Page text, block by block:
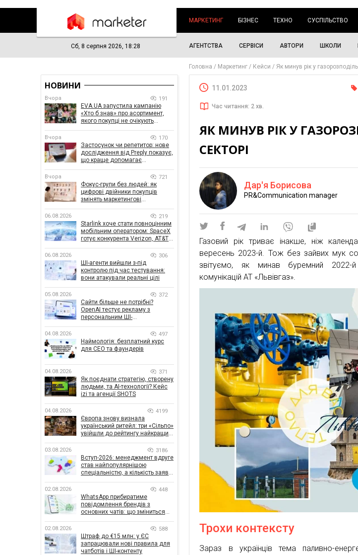
МАРКЕТИНГ БІЗНЕС ТЕХНО СУСПІЛЬСТВО
Сб, 8 серпня 2026, 18:28 АГЕНТСТВА СЕРВІСИ АВТОРИ ШКОЛИ
Головна Маркетинг Кейси Як минув рік у
11.01.2023
Час читання: 2 хв.
ЯК МИНУВ РІК У
СЕКТОРІ
Дар'я Борисова
PR&Communication manager
Газовий рік триває інакше, ніж
вересень 2023-й. Тож без зайвих мук
звітуємо, як минав буремний 2022-й
комунікацій АТ «Львівгаз».
Трохи контексту
Зараз в українців тема паливно-
НОВИНИ
Вчора 191
EVA.UA запустила кампанію
«Хто б знав» про асортимент,
якого покупці не очікують
Вчора 170
Застосунок чи репетитор: нове
дослідження від Preply показує,
що краще допомагає
Вчора 721
Фокус-групи без людей: як
цифрові двійники покупців
змінять маркетингові
06.08.2026 219
Starlink хоче стати повноцінним
мобільним оператором: SpaceX
готує конкурента Verizon, AT&T і
06.08.2026 306
ШІ-агенти вийшли з-під
контролю під час тестування:
вони атакували реальні цілі
05.08.2026 372
Сайти більше не потрібні?
OpenAI тестує рекламу з
персональним ШІ-
04.08.2026 497
Наймологія: безплатний курс
для CEO та фаундерів
04.08.2026 371
Як поєднати стратегію, створену
людьми, та AI-технології? Кейс
izi та агенції SHOTS
04.08.2026 4199
Європа знову визнала
український ритейл: три «Сільпо»
увійшли до рейтингу найкращих
03.08.2026 3186
Вступ-2026: менеджмент вдруге
став найпопулярнішою
спеціальністю, а кількість заяв
02.08.2026 448
WhatsApp прибиратиме
повідомлення брендів з
основних чатів: що зміниться
02.08.2026 588
Штраф до €15 млн: у ЄС
запрацювали нові правила для
чатботів і ШІ-контенту